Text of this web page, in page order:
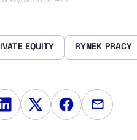
EQUITY RYNEK PRACY
artykułu
Udostępnij na LinkedIn
Udostępnij na
Udostępnij na